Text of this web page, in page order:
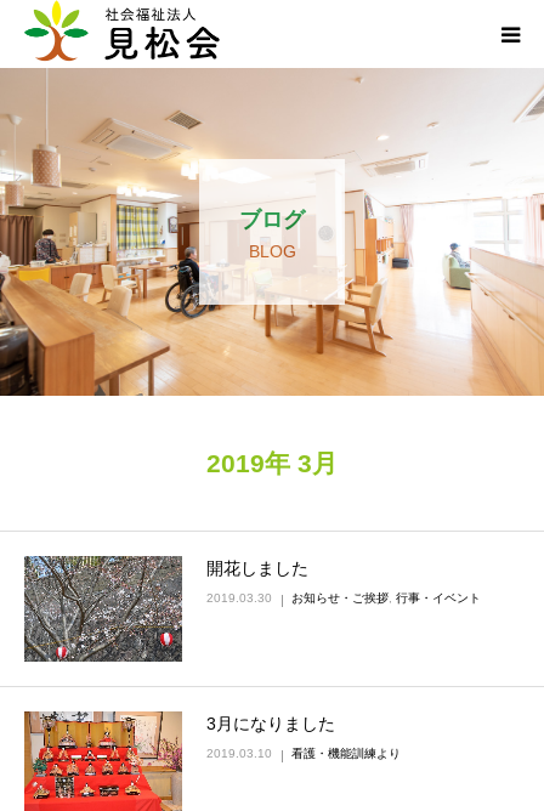
ブログ
BLOG
2019年 3月
開花しました
2019.03.30 お知らせ・ご挨拶 行事・イベント
3月になりました
2019.03.10 看護・機能訓練より
施設案内
サービス内容
求人・ボランティア
アクセス